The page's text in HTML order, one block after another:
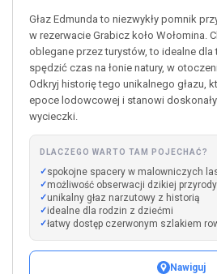
Głaz Edmunda to niezwykły pomnik
w rezerwacie Grabicz koło Wołomina.
oblegane przez turystów, to idealne dla
spędzić czas na łonie natury, w
Odkryj historię tego unikalnego głazu,
epoce lodowcowej i stanowi
wycieczki.
DLACZEGO WARTO TAM POJECHAĆ?
spokojne spacery w malowniczych
możliwość obserwacji dzikiej przyrody
unikalny głaz narzutowy z historią
idealne dla rodzin z dziećmi
łatwy dostęp czerwonym szlakiem
Nawiguj